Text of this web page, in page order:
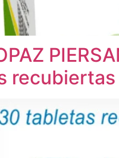
recubiertas